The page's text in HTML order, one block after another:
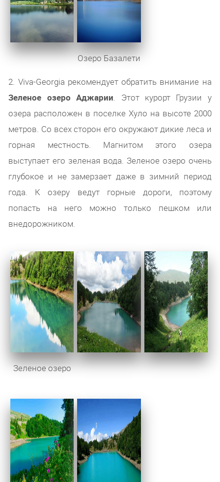
Озеро Базалети
2. Viva-Georgia рекомендует обратить внимание на
Зеленое озеро Аджарии. Этот курорт Грузии у
озера расположен в поселке Хуло на высоте 2000
метров. Со всех сторон его окружают дикие леса и
горная местность. Магнитом этого озера
выступает его зеленая вода. Зеленое озеро очень
глубокое и не замерзает даже в зимний период
года. К озеру ведут горные дороги, поэтому
попасть на него можно только пешком или
внедорожником.
Зеленое озеро